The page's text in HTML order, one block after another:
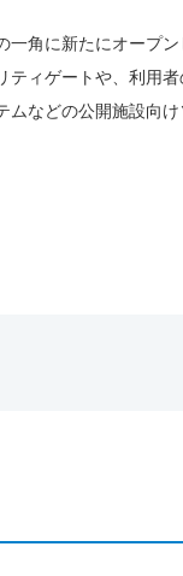
一角に新たにオープ
ティゲートや、利用
ムなどの公開施設向